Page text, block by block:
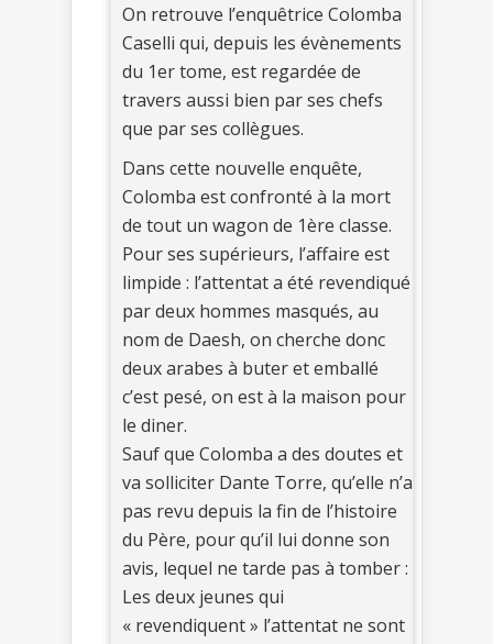
On retrouve l’enquêtrice Colomba
Caselli qui, depuis les évènements
du 1er tome, est regardée de
travers aussi bien par ses chefs
que par ses collègues.
Dans cette nouvelle enquête,
Colomba est confronté à la mort
de tout un wagon de 1ère classe.
Pour ses supérieurs, l’affaire est
limpide : l’attentat a été revendiqué
par deux hommes masqués, au
nom de Daesh, on cherche donc
deux arabes à buter et emballé
c’est pesé, on est à la maison pour
le diner.
Sauf que Colomba a des doutes et
va solliciter Dante Torre, qu’elle n’a
pas revu depuis la fin de l’histoire
du Père, pour qu’il lui donne son
avis, lequel ne tarde pas à tomber :
Les deux jeunes qui
« revendiquent » l’attentat ne sont